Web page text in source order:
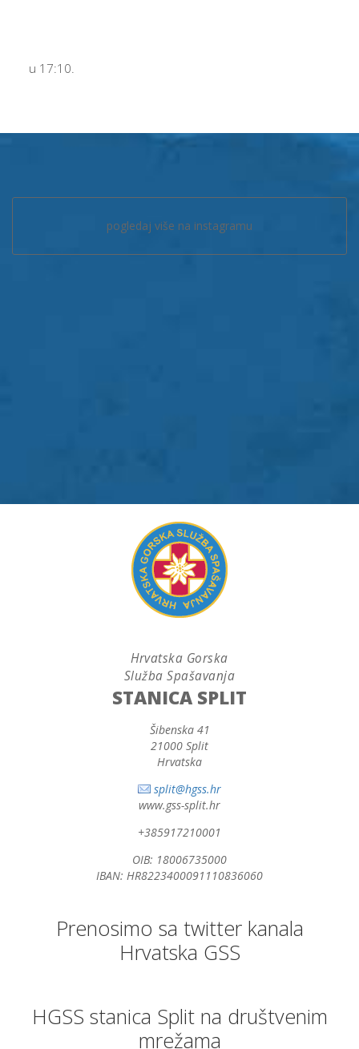
u 17:10.
pogledaj više na instagramu
Hrvatska Gorska
Služba Spašavanja
STANICA SPLIT
Šibenska 41
21000 Split
Hrvatska
split@hgss.hr
www.gss-split.hr
+385917210001
OIB: 18006735000
IBAN: HR8223400091110836060
Prenosimo sa twitter kanala
Hrvatska GSS
HGSS stanica Split na društvenim
mrežama